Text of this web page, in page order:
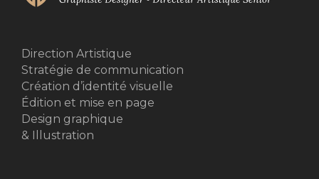
Direction Artistique
Stratégie de communication
Création d’identité visuelle
Édition et mise en page
Design graphique
& Illustration